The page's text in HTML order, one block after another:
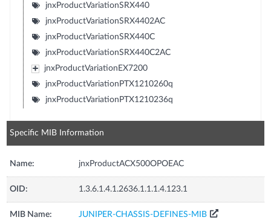
jnxProductVariationSRX440
jnxProductVariationSRX4402AC
jnxProductVariationSRX440C
jnxProductVariationSRX440C2AC
jnxProductVariationEX7200
jnxProductVariationPTX1210260q
jnxProductVariationPTX1210236q
Specific MIB Information
Name: jnxProductACX500OPOEAC
OID: 1.3.6.1.4.1.2636.1.1.1.4.123.1
MIB Name: JUNIPER-CHASSIS-DEFINES-MIB